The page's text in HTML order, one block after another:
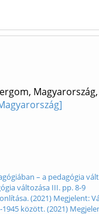
– a pedagógia
változása III. pp. 8-9
(2021) Megjelent:
között. (2021)